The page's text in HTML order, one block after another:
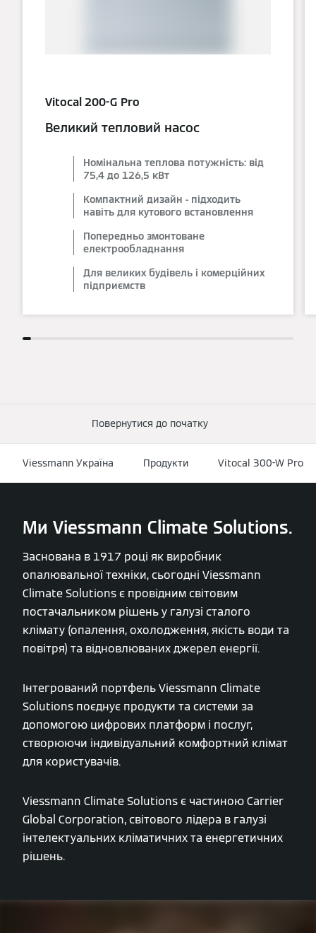
Vitocal 200-G Pro
Великий тепловий насос
Номінальна теплова потужність: від
75,4 до 126,5 кВт
Компактний дизайн - підходить
навіть для кутового встановлення
Попередньо змонтоване
електрообладнання
Для великих будівель і комерційних
підприємств
Повернутися до початку
Viessmann Україна Продукти Vitocal 300-W Pro
Ми Viessmann Climate Solutions.
Заснована в 1917 році як виробник
опалювальної техніки, сьогодні Viessmann
Climate Solutions є провідним світовим
постачальником рішень у галузі сталого
клімату (опалення, охолодження, якість води та
повітря) та відновлюваних джерел енергії.
Інтегрований портфель Viessmann Climate
Solutions поєднує продукти та системи за
допомогою цифрових платформ і послуг,
створюючи індивідуальний комфортний клімат
для користувачів.
Viessmann Climate Solutions є частиною Carrier
Global Corporation, світового лідера в галузі
інтелектуальних кліматичних та енергетичних
рішень.